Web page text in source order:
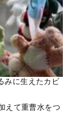
みに生えたカビ
えて重曹水をつ